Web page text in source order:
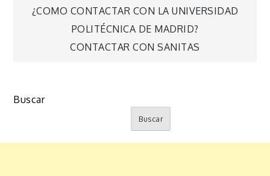
Navegación
¿COMO CONTACTAR CON LA UNIVERSIDAD
POLITÉCNICA DE MADRID?
CONTACTAR CON SANITAS
Buscar
Buscar